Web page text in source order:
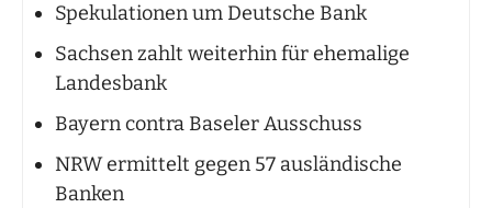
Spekulationen um Deutsche Bank
Sachsen zahlt weiterhin für ehemalige
Landesbank
Bayern contra Baseler Ausschuss
NRW ermittelt gegen 57 ausländische
Banken